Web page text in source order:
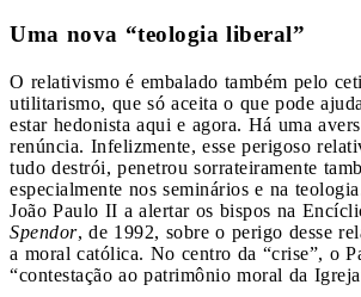
Uma nova “teologia liberal”
O relativismo é embalado também pelo
utilitarismo, que só aceita o que pode
estar hedonista aqui e agora. Há uma
renúncia. Infelizmente, esse perigoso
tudo destrói, penetrou sorrateiramente
especialmente nos seminários e na
João Paulo II a alertar os bispos na
Spendor, de 1992, sobre o perigo desse
a moral católica. No centro da “crise”, o
“contestação ao patrimônio moral da